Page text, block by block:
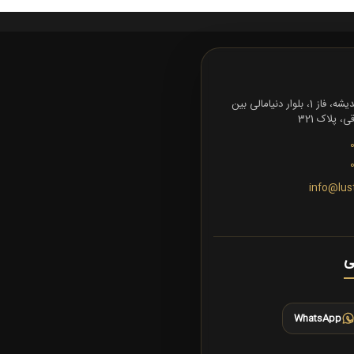
تهران، شهرک اندیشه، فاز 1، بلوار دنیامالی بین
پلاک 321
WhatsApp